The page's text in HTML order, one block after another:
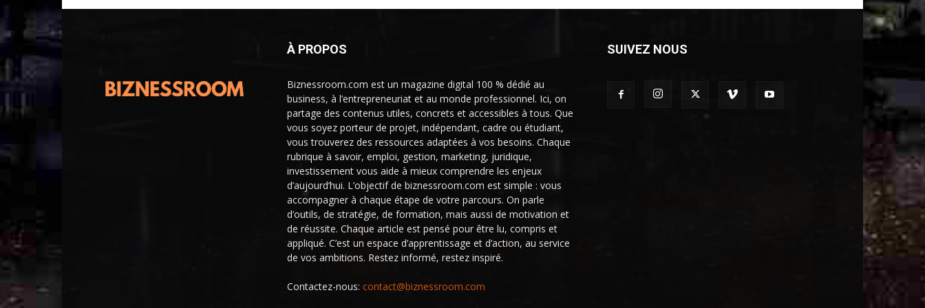
À PROPOS
Biznessroom.com est un magazine digital 100 % dédié au
business, à l’entrepreneuriat et au monde professionnel. Ici, on
partage des contenus utiles, concrets et accessibles à tous. Que
vous soyez porteur de projet, indépendant, cadre ou étudiant,
vous trouverez des ressources adaptées à vos besoins. Chaque
rubrique à savoir, emploi, gestion, marketing, juridique,
investissement vous aide à mieux comprendre les enjeux
d’aujourd’hui. L’objectif de biznessroom.com est simple : vous
accompagner à chaque étape de votre parcours. On parle
d’outils, de stratégie, de formation, mais aussi de motivation et
de réussite. Chaque article est pensé pour être lu, compris et
appliqué. C’est un espace d’apprentissage et d’action, au service
de vos ambitions. Restez informé, restez inspiré.
Contactez-nous: contact@biznessroom.com
SUIVEZ NOUS